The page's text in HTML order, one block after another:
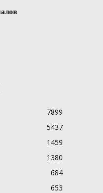
7899
5437
1459
1380
684
653